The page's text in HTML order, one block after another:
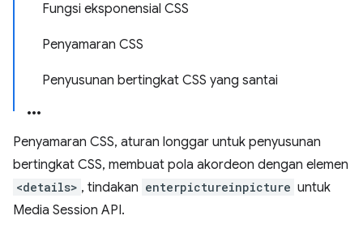
Fungsi eksponensial CSS
Penyamaran CSS
Penyusunan bertingkat CSS yang santai
Penyamaran CSS, aturan longgar untuk penyusunan
bertingkat CSS, membuat pola akordeon dengan elemen
<details> , tindakan enterpictureinpicture untuk
Media Session API.